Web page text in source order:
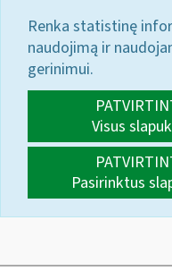
Renka statistinę
naudojimą ir
gerinimui.
Visus
Pasirinktus